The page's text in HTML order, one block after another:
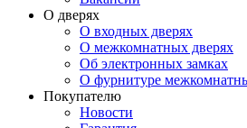
О дверях
О входных дверях
О межкомнатных дверях
Об электронных замках
О фурнитуре
Покупателю
Новости